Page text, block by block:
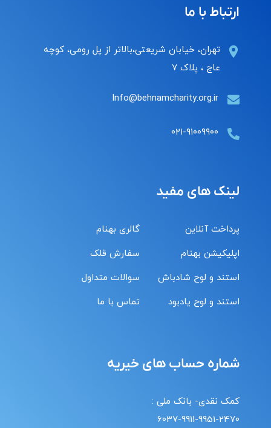
ارتباط با ما
تهران، خیابان شریعتی،بالاتر از پل رومی، کوچه
عاج ، پلاک ۷
Info@behnamcharity.org.ir
۰۲۱-۹۱۰۰۹۹۰۰
لینک های مفید
پرداخت آنلاین
اپلیکیشن بهنام
استند و لوح شادباش
استند و لوح یادبود
گالری بهنام
سفارش قلک
سوالات متداول
تماس با ما
شماره حساب های خیریه
کمک نقدی- بانک ملی :
6037-9911-9951-2470